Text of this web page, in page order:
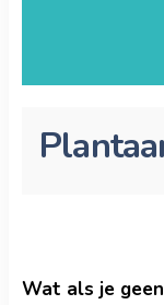
Wat als je